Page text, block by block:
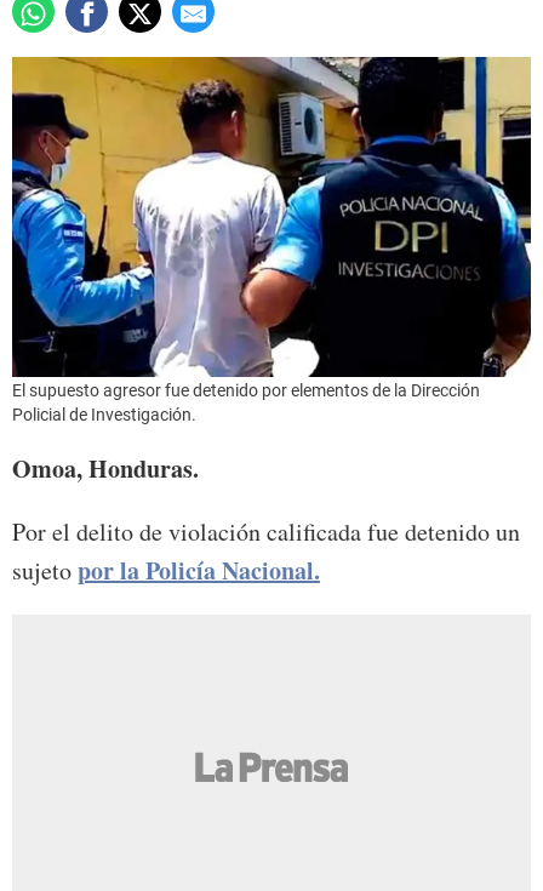
El supuesto agresor fue detenido por elementos de la Dirección
Policial de Investigación.
Omoa, Honduras.
Por el delito de violación calificada fue detenido un
sujetopor la Policía Nacional.